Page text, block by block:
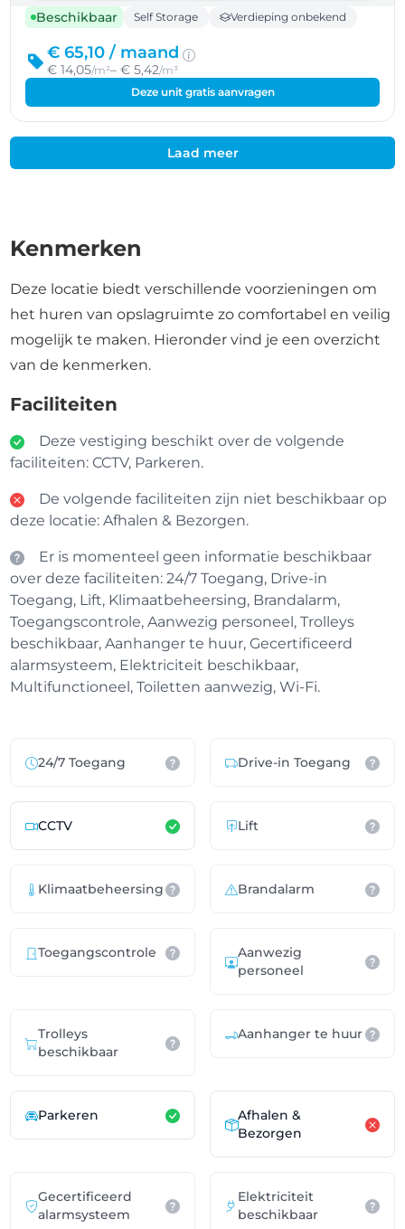
Beschikbaar
Self Storage Verdieping onbekend
€ 65,10 / maand
€ 14,05/m²– € 5,42/m³
Deze unit gratis aanvragen
Laad meer
Kenmerken
Deze locatie biedt verschillende voorzieningen om
het huren van opslagruimte zo comfortabel en veilig
mogelijk te maken. Hieronder vind je een overzicht
van de kenmerken.
Faciliteiten
Deze vestiging beschikt over de volgende
faciliteiten: CCTV, Parkeren.
De volgende faciliteiten zijn niet beschikbaar op
deze locatie: Afhalen & Bezorgen.
Er is momenteel geen informatie beschikbaar
over deze faciliteiten: 24/7 Toegang, Drive-in
Toegang, Lift, Klimaatbeheersing, Brandalarm,
Toegangscontrole, Aanwezig personeel, Trolleys
beschikbaar, Aanhanger te huur, Gecertificeerd
alarmsysteem, Elektriciteit beschikbaar,
Multifunctioneel, Toiletten aanwezig, Wi-Fi.
24/7 Toegang Drive-in Toegang
CCTV Lift
Klimaatbeheersing Brandalarm
Toegangscontrole
Aanwezig
personeel
Trolleys
beschikbaar
Aanhanger te huur
Parkeren
Afhalen &
Bezorgen
Gecertificeerd
alarmsysteem
Elektriciteit
beschikbaar